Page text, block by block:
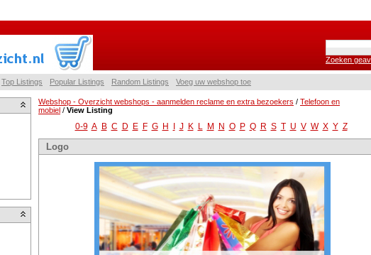
Zoeken
Top Listings Popular Listings Random Listings Voeg uw webshop toe
Webshop - Overzicht webshops - aanmelden reclame en extra bezoekers / Telefoon en
mobiel / View Listing
0-9 A B C D E F G H J K L M N O P Q R S T U V W X Y Z
Logo